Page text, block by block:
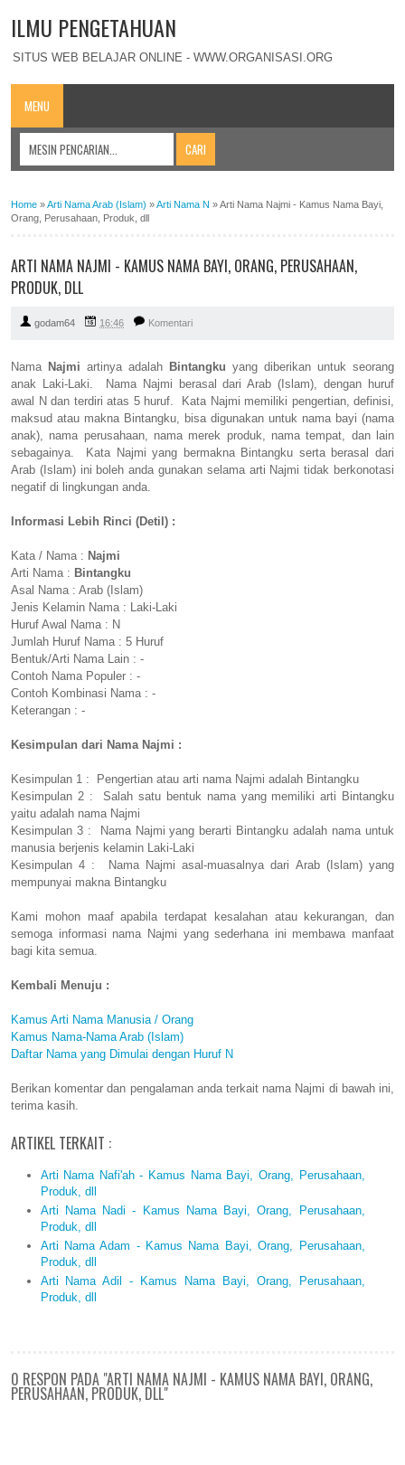
ILMU PENGETAHUAN
SITUS WEB BELAJAR ONLINE - WWW.ORGANISASI.ORG
MENU
Home »Arti Nama Arab (Islam) »Arti Nama N »Arti Nama Najmi - Kamus Nama Bayi,
Orang, Perusahaan, Produk, dll
ARTI NAMA NAJMI - KAMUS NAMA BAYI, ORANG, PERUSAHAAN,
PRODUK, DLL
godam64 16:46 Komentari
Nama Najmi artinya adalah Bintangku yang diberikan untuk seorang
anak Laki-Laki. Nama Najmi berasal dari Arab (Islam), dengan huruf
awal N dan terdiri atas 5 huruf. Kata Najmi memiliki pengertian, definisi,
maksud atau makna Bintangku, bisa digunakan untuk nama bayi (nama
anak), nama perusahaan, nama merek produk, nama tempat, dan lain
sebagainya. Kata Najmi yang bermakna Bintangku serta berasal dari
Arab (Islam) ini boleh anda gunakan selama arti Najmi tidak berkonotasi
negatif di lingkungan anda.
Informasi Lebih Rinci (Detil) :
Kata / Nama : Najmi
Arti Nama : Bintangku
Asal Nama : Arab (Islam)
Jenis Kelamin Nama : Laki-Laki
Huruf Awal Nama : N
Jumlah Huruf Nama : 5 Huruf
Bentuk/Arti Nama Lain : -
Contoh Nama Populer : -
Contoh Kombinasi Nama : -
Keterangan : -
Kesimpulan dari Nama Najmi :
Kesimpulan 1 : Pengertian atau arti nama Najmi adalah Bintangku
Kesimpulan 2 : Salah satu bentuk nama yang memiliki arti Bintangku
yaitu adalah nama Najmi
Kesimpulan 3 : Nama Najmi yang berarti Bintangku adalah nama untuk
manusia berjenis kelamin Laki-Laki
Kesimpulan 4 : Nama Najmi asal-muasalnya dari Arab (Islam) yang
mempunyai makna Bintangku
Kami mohon maaf apabila terdapat kesalahan atau kekurangan, dan
semoga informasi nama Najmi yang sederhana ini membawa manfaat
bagi kita semua.
Kembali Menuju :
Kamus Arti Nama Manusia / Orang
Kamus Nama-Nama Arab (Islam)
Daftar Nama yang Dimulai dengan Huruf N
Berikan komentar dan pengalaman anda terkait nama Najmi di bawah ini,
terima kasih.
ARTIKEL TERKAIT :
Arti Nama Nafi'ah - Kamus Nama Bayi, Orang, Perusahaan,
Produk, dll
Arti Nama Nadi - Kamus Nama Bayi, Orang, Perusahaan,
Produk, dll
Arti Nama Adam - Kamus Nama Bayi, Orang, Perusahaan,
Produk, dll
Arti Nama Adil - Kamus Nama Bayi, Orang, Perusahaan,
Produk, dll
0 RESPON PADA "ARTI NAMA NAJMI - KAMUS NAMA BAYI, ORANG,
PERUSAHAAN, PRODUK, DLL"